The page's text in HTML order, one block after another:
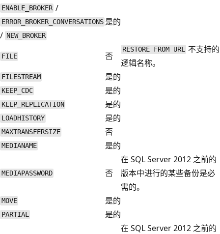
ENABLE_BROKER /
ERROR_BROKER_CONVERSATIONS
/ NEW_BROKER
是的
FILE 否
RESTORE FROM URL 不支持的
逻辑名称。
FILESTREAM 是的
KEEP_CDC 是的
KEEP_REPLICATION 是的
LOADHISTORY 是的
MAXTRANSFERSIZE 否
MEDIANAME 是的
MEDIAPASSWORD 否
在 SQL Server 2012 之前的
版本中进行的某些备份是必
需的。
MOVE 是的
PARTIAL 是的
在 SQL Server 2012 之前的